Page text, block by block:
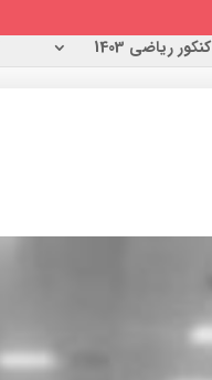
کنکور ریاضی 1403